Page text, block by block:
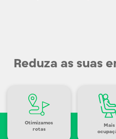
Reduza as suas
Otimizamos
rotas
Mais